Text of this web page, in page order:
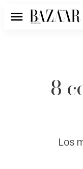
Menú
8
Los